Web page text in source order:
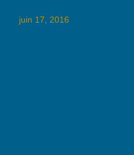
juin 17, 2016